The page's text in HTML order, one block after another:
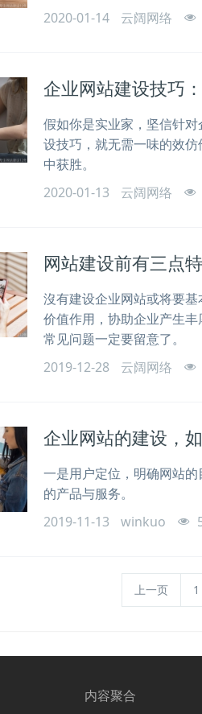
2020-01-14
云阔网络
企业网站建设技巧
假如你是实业家，坚信针
设技巧，就无需一味的效
中获胜。
2020-01-13
云阔网络
网站建设前有三点
沒有建设企业网站或将要
价值作用，协助企业产生
常见问题一定要留意了。
2019-12-28
云阔网络
企业网站的建设，
一是用户定位，明确网站
的产品与服务。
2019-11-13
winkuo
上一页 1
内容聚合